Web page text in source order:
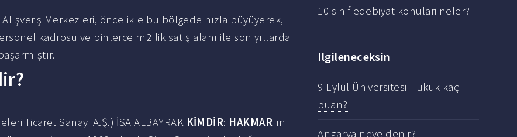
Alışveriş Merkezleri, öncelikle bu bölgede hızla büyüyerek,
kadrosu ve binlerce m2'lik satış alanı ile son yıllarda
Ticaret Sanayi A.Ş.) İSA ALBAYRAK KİMDİR: HAKMAR'ın
10 sinif edebiyat konulari neler?
Ilgileneceksin
9 Eylül Üniversitesi Hukuk kaç
puan?
Angarya neye denir?